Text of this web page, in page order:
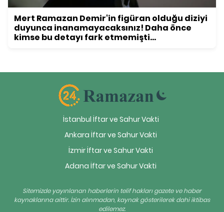
Mert Ramazan Demir'in figüran olduğu diziyi
duyunca inanamayacaksınız! Daha önce
kimse bu detayı fark etmemişti...
İstanbul İftar ve Sahur Vakti
Ankara İftar ve Sahur Vakti
İzmir İftar ve Sahur Vakti
Adana İftar ve Sahur Vakti
Sitemizde yayınlanan haberlerin telif hakları gazete ve haber
kaynaklarına aittir. İzin alınmadan, kaynak gösterilerek dahi iktibas
edilemez.